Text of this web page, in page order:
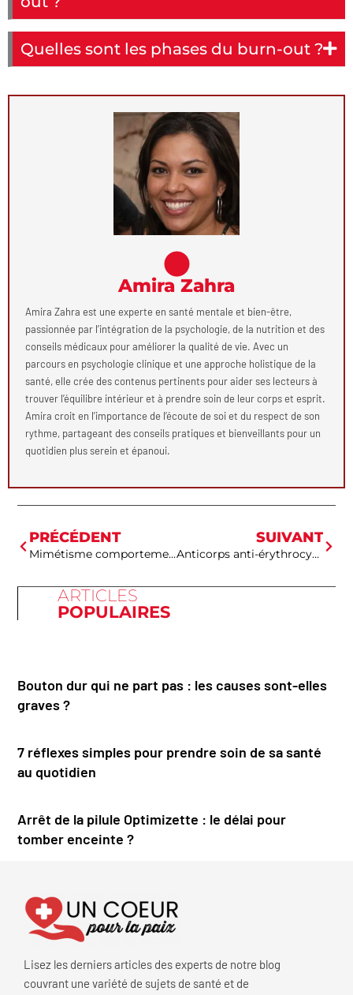
Quelles sont les phases du burn-out ?
Amira Zahra
Amira Zahra est une experte en santé mentale et bien-être,
passionnée par l’intégration de la psychologie, de la nutrition et des
conseils médicaux pour améliorer la qualité de vie. Avec un
parcours en psychologie clinique et une approche holistique de la
santé, elle crée des contenus pertinents pour aider ses lecteurs à
trouver l’équilibre intérieur et à prendre soin de leur corps et esprit.
Amira croit en l’importance de l’écoute de soi et du respect de son
rythme, partageant des conseils pratiques et bienveillants pour un
quotidien plus serein et épanoui.
PRÉCÉDENT
Mimétisme comportemental psychologie : les neurones miroirs expliquent-ils l’empathie ?
SUIVANT
Anticorps anti-érythrocytaires négatif grossesse : le résultat est-il rassurant pour bébé ?
ARTICLES
POPULAIRES
Bouton dur qui ne part pas : les causes sont-elles
graves ?
7 réflexes simples pour prendre soin de sa santé
au quotidien
Arrêt de la pilule Optimizette : le délai pour
tomber enceinte ?
Lisez les derniers articles des experts de notre blog
couvrant une variété de sujets de santé et de